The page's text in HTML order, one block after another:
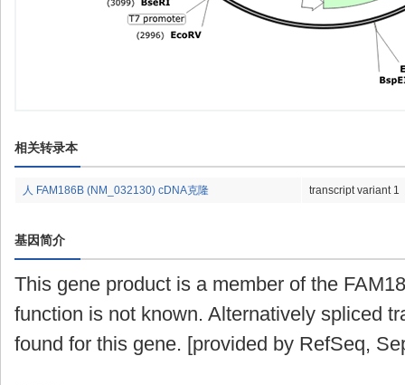
相关转录本
人 FAM186B (NM_032130) cDNA克隆 transcript variant 1
基因简介
This gene product is a member of the
function is not known. Alternatively spliced
found for this gene. [provided by RefSeq,